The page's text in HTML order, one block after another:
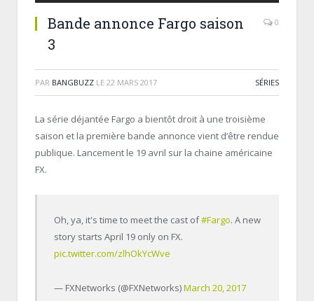
Bande annonce Fargo saison
3
0
PAR BANGBUZZ LE 22 MARS 2017 SÉRIES
La série déjantée Fargo a bientôt droit à une troisième
saison et la première bande annonce vient d’être rendue
publique. Lancement le 19 avril sur la chaine américaine
FX.
Oh, ya, it's time to meet the cast of#Fargo. A new
story starts April 19 only on FX.
pic.twitter.com/zlhOkYcWve
— FXNetworks (@FXNetworks)March 20, 2017